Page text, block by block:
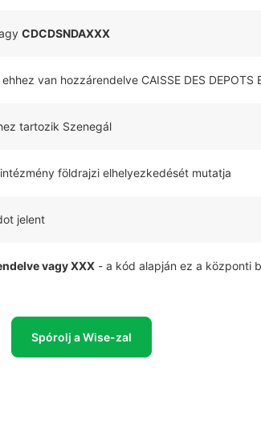
CDCDSNDAXXX
van hozzárendelve CAISSE DES DEPOTS
tartozik Szenegál
földrajzi elhelyezkedését mutatja
jelent
vagy XXX - a kód alapján ez a központi
Spórolj a Wise-zal